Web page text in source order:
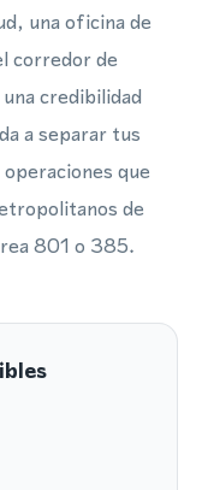
una oficina de
corredor de
credibilidad
a separar tus
que
de
801 o 385.